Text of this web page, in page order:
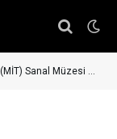
Sanal Müzesi Açıldı